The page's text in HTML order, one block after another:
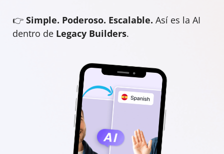
👉 Simple. Poderoso. Escalable. Así es la AI
dentro de Legacy Builders.